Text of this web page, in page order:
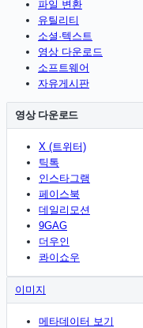
파일 변환
유틸리티
소셜·텍스트
영상 다운로드
소프트웨어
자유게시판
영상 다운로드
X (트위터)
틱톡
인스타그램
페이스북
데일리모션
9GAG
더우인
콰이쇼우
이미지
메타데이터 보기